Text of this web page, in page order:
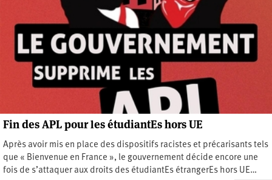
Fin des APL pour les étudiantEs hors UE
Après avoir mis en place des dispositifs racistes et précarisants tels
que « Bienvenue en France », le gouvernement décide encore une
fois de s’attaquer aux droits des étudiantEs étrangerEs hors UE…